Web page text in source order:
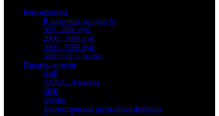
Рекомендуем
В наличии, скидки %
900...2000 руб.
2000...3000 руб.
3000...5000 руб.
5000 руб. и более
Производители
АиР
ЗЗОСС, Златоуст
ЗИК
Златко
Златоустовская оружейная фабрика